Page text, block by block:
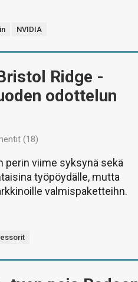
NVIDIA
Ridge -
odottelun
(18)
perin viime syksynä sekä
työpöydälle, mutta
valmispaketteihn.